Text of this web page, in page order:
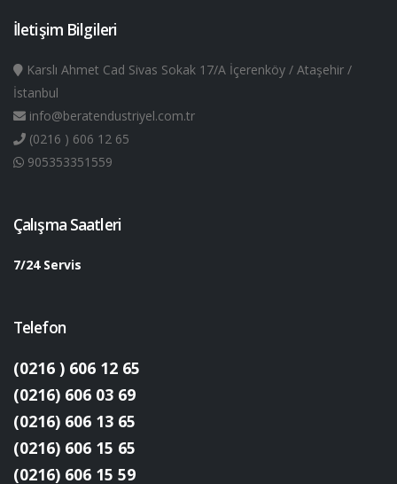
İletişim Bilgileri
Karslı Ahmet Cad Sivas Sokak 17/A İçerenköy / Ataşehir /
İstanbul
info@beratendustriyel.com.tr
(0216 ) 606 12 65
905353351559
Çalışma Saatleri
7/24 Servis
Telefon
(0216 ) 606 12 65
(0216) 606 03 69
(0216) 606 13 65
(0216) 606 15 65
(0216) 606 15 59